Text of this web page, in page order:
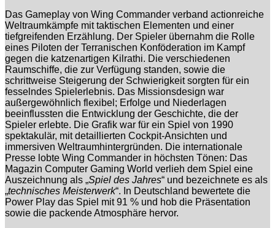
Das Gameplay von Wing Commander verband actionreiche
Weltraumkämpfe mit taktischen Elementen und einer
tiefgreifenden Erzählung. Der Spieler übernahm die Rolle
eines Piloten der Terranischen Konföderation im Kampf
gegen die katzenartigen Kilrathi. Die verschiedenen
Raumschiffe, die zur Verfügung standen, sowie die
schrittweise Steigerung der Schwierigkeit sorgten für ein
fesselndes Spielerlebnis. Das Missionsdesign war
außergewöhnlich flexibel; Erfolge und Niederlagen
beeinflussten die Entwicklung der Geschichte, die der
Spieler erlebte. Die Grafik war für ein Spiel von 1990
spektakulär, mit detaillierten Cockpit-Ansichten und
immersiven Weltraumhintergründen. Die internationale
Presse lobte Wing Commander in höchsten Tönen: Das
Magazin Computer Gaming World verlieh dem Spiel eine
Auszeichnung als „Spiel des Jahres“ und bezeichnete es als
„technisches Meisterwerk“. In Deutschland bewertete die
Power Play das Spiel mit 91 % und hob die Präsentation
sowie die packende Atmosphäre hervor.